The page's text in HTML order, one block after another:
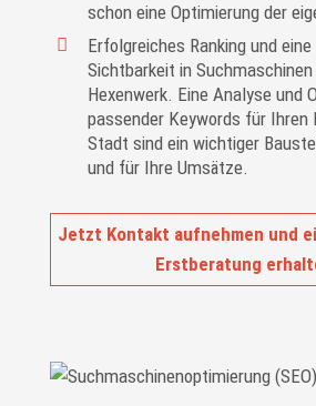
schon eine Optimierung der
Erfolgreiches Ranking und
Sichtbarkeit in
Hexenwerk. Eine Analyse und
passender Keywords für Ihren
Stadt sind ein wichtiger
und für Ihre Umsätze.
Jetzt Kontakt aufnehmen und
Erstberatung